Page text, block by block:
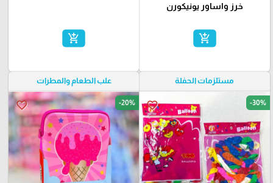
خرز واساور يونيكورن
add_shopping_cart
add_shopping_cart
مستلزمات الحفلة
favorite_border -30%
علب الطعام والمطرات
favorite_border -20%